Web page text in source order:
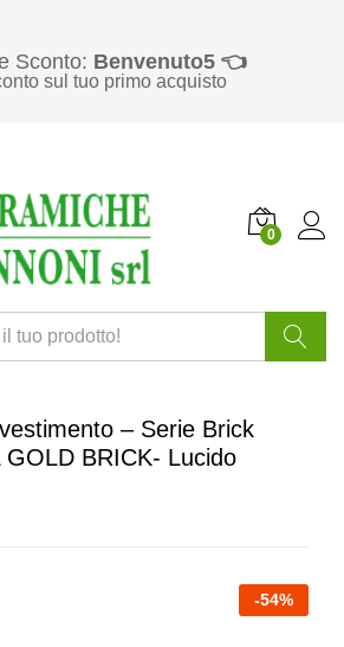
Sconto: Benvenuto5 👈
sul tuo primo acquisto
0
– Serie Brick
GOLD BRICK- Lucido
-54%